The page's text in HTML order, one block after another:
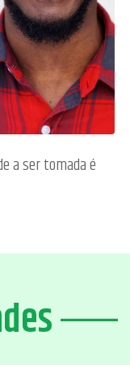
a ser tomada é